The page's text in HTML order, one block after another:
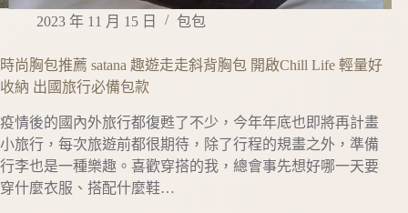
2023 年 11 月 15 日 包包
時尚胸包推薦 satana 趣遊走走斜背胸包 開啟Chill Life 輕量好
收納 出國旅行必備包款
疫情後的國內外旅行都復甦了不少，今年年底也即將再計畫
小旅行，每次旅遊前都很期待，除了行程的規畫之外，準備
行李也是一種樂趣。喜歡穿搭的我，總會事先想好哪一天要
穿什麼衣服、搭配什麼鞋…